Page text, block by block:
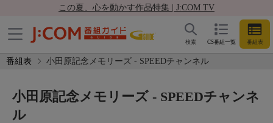
この夏、心を動かす作品特集 | J:COM TV
CS番組一覧 番組表
検索
番組表 小田原記念メモリーズ - SPEEDチャンネル
小田原記念メモリーズ - SPEEDチャンネ
ル